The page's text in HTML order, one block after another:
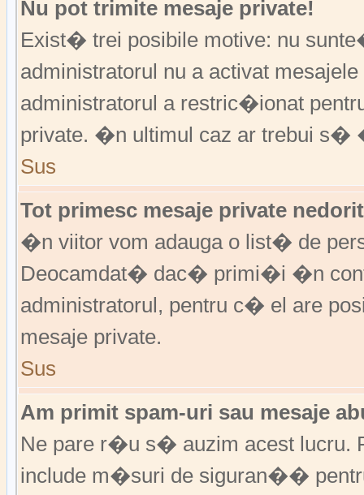
Nu pot trimite mesaje private!
Exist� trei posibile motive: nu
administratorul nu a activat
administratorul a restric�ionat
private. �n ultimul caz ar trebui s�
Sus
Tot primesc mesaje private
�n viitor vom adauga o list� de
Deocamdat� dac� primi�i �n
administratorul, pentru c� el are
mesaje private.
Sus
Am primit spam-uri sau mesaje
Ne pare r�u s� auzim acest lucru.
include m�suri de siguran��